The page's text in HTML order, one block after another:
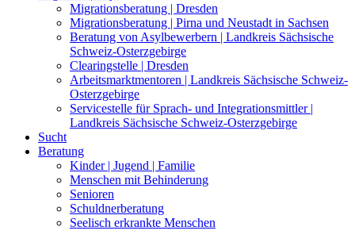
Migrationsberatung | Dresden
Migrationsberatung | Pirna und Neustadt in Sachsen
Beratung von Asylbewerbern | Landkreis Sächsische
Schweiz-Osterzgebirge
Clearingstelle | Dresden
Arbeitsmarktmentoren | Landkreis Sächsische Schweiz-
Osterzgebirge
Servicestelle für Sprach- und Integrationsmittler |
Landkreis Sächsische Schweiz-Osterzgebirge
Sucht
Beratung
Kinder | Jugend | Familie
Menschen mit Behinderung
Senioren
Schuldnerberatung
Seelisch erkrankte Menschen